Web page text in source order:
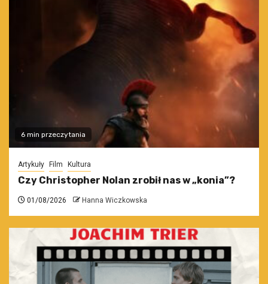
6 min przeczytania
Artykuły Film Kultura
Czy Christopher Nolan zrobił nas w „konia”?
01/08/2026 Hanna Wiczkowska